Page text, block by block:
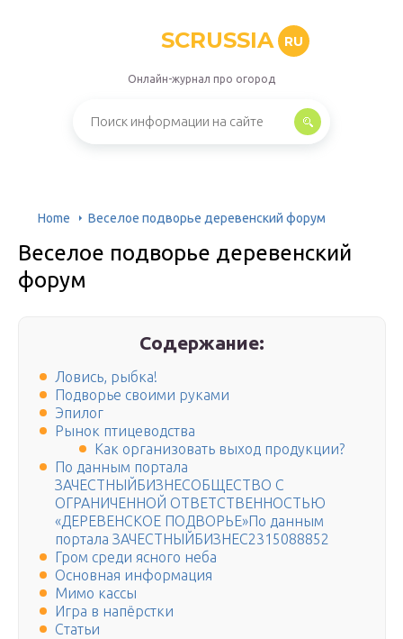
SCRUSSIA RU
Онлайн-журнал про огород
Home Веселое подворье деревенский форум
Веселое подворье деревенский
форум
Содержание:
Ловись, рыбка!
Подворье своими руками
Эпилог
Рынок птицеводства
Как организовать выход продукции?
По данным портала
ЗАЧЕСТНЫЙБИЗНЕСОБЩЕСТВО С
ОГРАНИЧЕННОЙ ОТВЕТСТВЕННОСТЬЮ
«ДЕРЕВЕНСКОЕ ПОДВОРЬЕ»По данным
портала ЗАЧЕСТНЫЙБИЗНЕС2315088852
Гром среди ясного неба
Основная информация
Мимо кассы
Игра в напёрстки
Статьи